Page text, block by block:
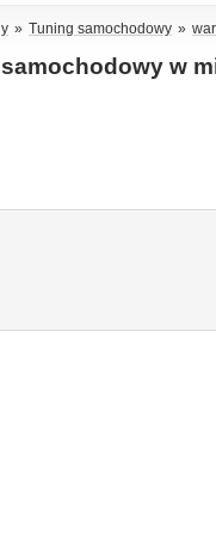
» Tuning samochodowy »
w